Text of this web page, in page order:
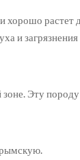
хорошо
и
Эту